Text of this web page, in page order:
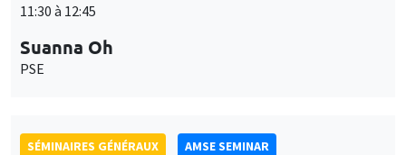
11:30 à 12:45
Suanna Oh
PSE
SÉMINAIRES GÉNÉRAUX
AMSE SEMINAR